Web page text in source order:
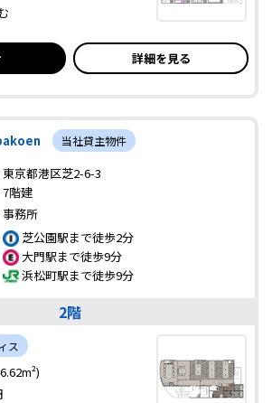
詳細を見る
当社貸主物件
東京都港区芝2-6-3
7階建
事務所
芝公園駅まで徒歩2分
大門駅まで徒歩9分
浜松町駅まで徒歩9分
2階
ス